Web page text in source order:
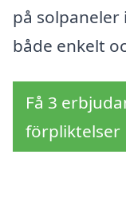
på solpaneler
både enkelt
Få 3
förpliktelser